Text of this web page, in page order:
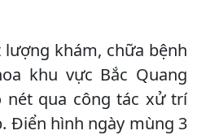
khám, chữa bệnh
khu vực Bắc Quang
nét qua công tác xử trí
Điển hình ngày mùng 3